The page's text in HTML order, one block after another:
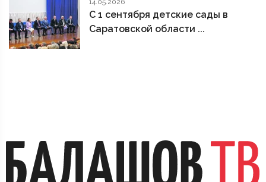
14.05.2026
С 1 сентября детские сады в
Саратовской области ...